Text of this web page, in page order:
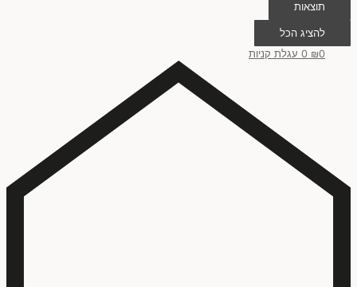
תוצאות
להציג הכל
₪0
0 עגלת קניות